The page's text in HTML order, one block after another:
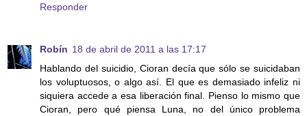
Responder
Robín 18 de abril de 2011 a las 17:17
Hablando del suicidio, Cioran decía que sólo se suicidaban
los voluptuosos, o algo así. El que es demasiado infeliz ni
siquiera accede a esa liberación final. Pienso lo mismo que
Cioran, pero qué piensa Luna, no del único problema